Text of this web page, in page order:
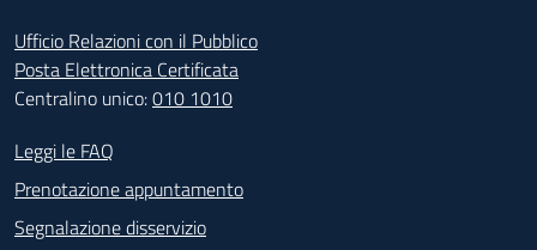
Ufficio Relazioni con il Pubblico
Posta Elettronica Certificata
Centralino unico:010 1010
Footer - Contatti
Leggi le FAQ
Prenotazione appuntamento
Segnalazione disservizio